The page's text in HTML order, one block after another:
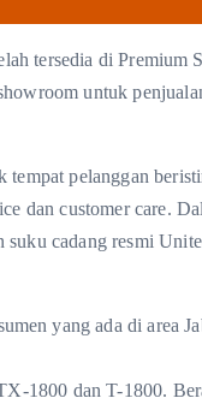
tersedia di
untuk
tempat pelanggan
dan customer care.
suku cadang resmi
yang ada di area
1800 dan T-1800.